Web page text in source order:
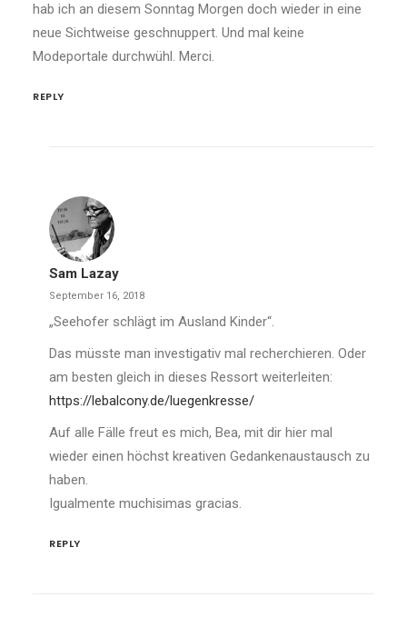
hab ich an diesem Sonntag Morgen doch wieder in eine
neue Sichtweise geschnuppert. Und mal keine
Modeportale durchwühl. Merci.
REPLY
Sam Lazay
September 16, 2018
„Seehofer schlägt im Ausland Kinder“.
Das müsste man investigativ mal recherchieren. Oder
am besten gleich in dieses Ressort weiterleiten:
https://lebalcony.de/luegenkresse/
Auf alle Fälle freut es mich, Bea, mit dir hier mal
wieder einen höchst kreativen Gedankenaustausch zu
haben.
Igualmente muchisimas gracias.
REPLY